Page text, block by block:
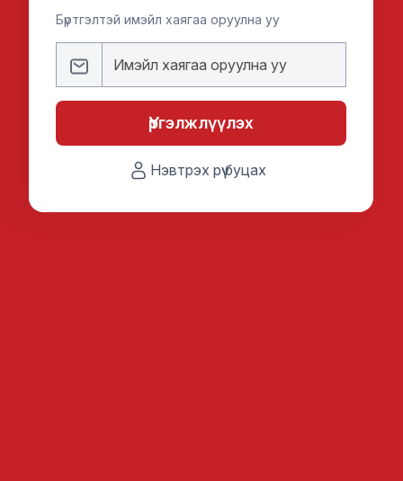
Бүртгэлтэй имэйл хаягаа оруулна уу
Үргэлжлүүлэх
Нэвтрэх рүү буцах